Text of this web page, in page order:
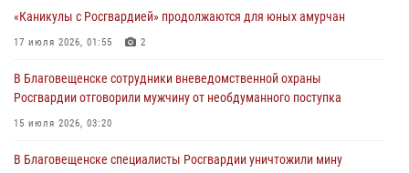
23 июля 2026, 00:00
Координационного совета по вопросам частной охранной
деятельности при Управлении Росгвардии по Амурской области
21 июля 2026, 01:10
«Каникулы с Росгвардией» продолжаются для юных амурчан
17 июля 2026, 01:55 2
В Благовещенске сотрудники вневедомственной охраны
Росгвардии отговорили мужчину от необдуманного поступка
15 июля 2026, 03:20
В Благовещенске специалисты Росгвардии уничтожили мину